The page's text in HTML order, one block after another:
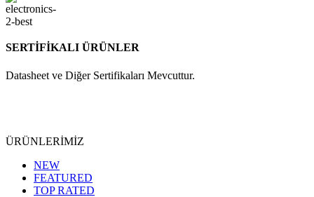
SERTİFİKALI ÜRÜNLER
Datasheet ve Diğer Sertifikaları Mevcuttur.
ÜRÜNLERİMİZ
NEW
FEATURED
TOP RATED